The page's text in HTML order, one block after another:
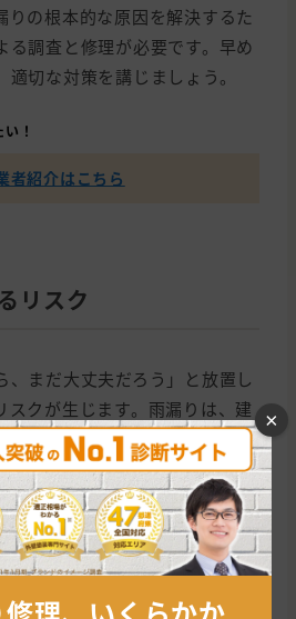
りの根本的な原因を解決するた
る調査と修理が必要です。早め
切な対策を講じましょう。
！
者紹介はこちら
リスク
、まだ大丈夫だろう」と放置し
スクが生じます。雨漏りは、建
でなく、住む人の健康にも悪影
ります。ここでは、雨漏りを放
詳しく解説します。
×